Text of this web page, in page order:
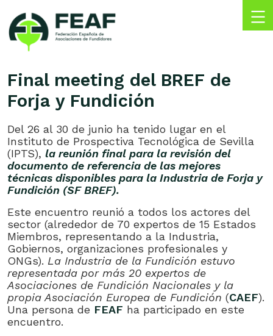
content
Española
de
Asociaciones
de
Fundidores
Final meeting del BREF de
Forja y Fundición
Del 26 al 30 de junio ha tenido lugar en el
Instituto de Prospectiva Tecnológica de Sevilla
(IPTS), la reunión final para la revisión del
documento de referencia de las mejores
técnicas disponibles para la Industria de Forja y
Fundición (SF BREF).
Este encuentro reunió a todos los actores del
sector (alrededor de 70 expertos de 15 Estados
Miembros, representando a la Industria,
Gobiernos, organizaciones profesionales y
ONGs). La Industria de la Fundición estuvo
representada por más 20 expertos de
Asociaciones de Fundición Nacionales y la
propia Asociación Europea de Fundición (CAEF).
Una persona de FEAF ha participado en este
encuentro.